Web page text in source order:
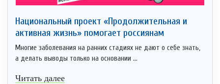
Национальный проект «Продолжительная и
активная жизнь» помогает россиянам
Многие заболевания на ранних стадиях не дают о себе знать,
а делать выводы только на основании ...
Читать далее